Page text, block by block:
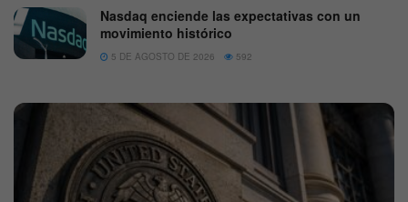
Nasdaq enciende las expectativas con un
movimiento histórico
5 DE AGOSTO DE 2026 592